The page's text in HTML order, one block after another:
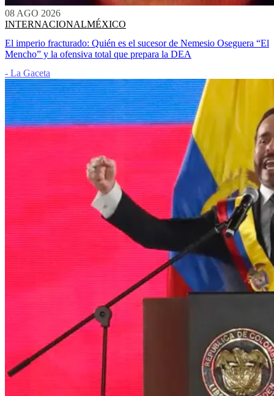
08 AGO 2026
INTERNACIONALMÉXICO
El imperio fracturado: Quién es el sucesor de Nemesio Oseguera “El
Mencho” y la ofensiva total que prepara la DEA
- La Gaceta